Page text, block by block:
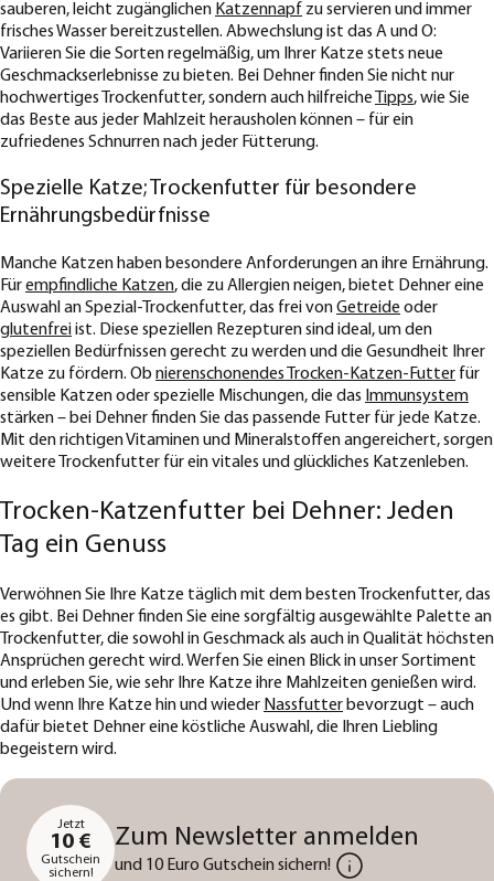
sauberen, leicht zugänglichen Katzennapf zu servieren und immer
frisches Wasser bereitzustellen. Abwechslung ist das A und O:
Variieren Sie die Sorten regelmäßig, um Ihrer Katze stets neue
Geschmackserlebnisse zu bieten. Bei Dehner finden Sie nicht nur
hochwertiges Trockenfutter, sondern auch hilfreiche
Tipps, wie Sie
das Beste aus jeder Mahlzeit herausholen können – für ein
zufriedenes Schnurren nach jeder Fütterung.
Spezielle Katze; Trockenfutter für besondere
Ernährungsbedürfnisse
Manche Katzen haben besondere Anforderungen an ihre Ernährung.
Fürempfindliche Katzen, die zu Allergien neigen, bietet Dehner eine
Auswahl an Spezial-Trockenfutter, das frei vonGetreide oder
glutenfreiist. Diese speziellen Rezepturen sind ideal, um den
speziellen Bedürfnissen gerecht zu werden und die Gesundheit Ihrer
Katze zu fördern. Ob nierenschonendes Trocken-Katzen-Futter für
sensible Katzen oder spezielle Mischungen, die das Immunsystem
stärken – bei Dehner finden Sie das passende Futter für jede Katze.
Mit den richtigen Vitaminen und Mineralstoffen angereichert, sorgen
weitere Trockenfutter für ein vitales und glückliches Katzenleben.
Trocken-Katzenfutter bei Dehner: Jeden
Tag ein Genuss
Verwöhnen Sie Ihre Katze täglich mit dem besten Trockenfutter, das
es gibt. Bei Dehner finden Sie eine sorgfältig ausgewählte Palette an
Trockenfutter, die sowohl in Geschmack als auch in Qualität höchsten
Ansprüchen gerecht wird. Werfen Sie einen Blick in unser Sortiment
und erleben Sie, wie sehr Ihre Katze ihre Mahlzeiten genießen wird.
Und wenn Ihre Katze hin und wieder Nassfutter bevorzugt – auch
dafür bietet Dehner eine köstliche Auswahl, die Ihren Liebling
begeistern wird.
Jetzt
10 €
Gutschein
sichern!
Zum Newsletter anmelden
und 10 Euro Gutschein sichern!